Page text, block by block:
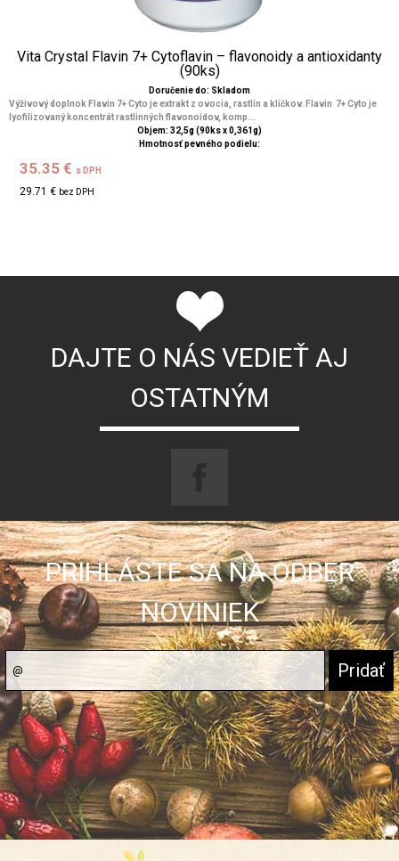
Vita Crystal Flavin 7+ Cytoflavin – flavonoidy a antioxidanty
(90ks)
Doručenie do: Skladom
Výživový doplnok Flavin 7+ Cyto je extrakt z ovocia, rastlín a klíčkov. Flavin 7+ Cyto je
lyofilizovaný koncentrát rastlinných flavonoidov, komp...
Objem: 32,5g (90ks x 0,361g)
Hmotnosť pevného podielu:
35.35 € s DPH
29.71 € bez DPH
DAJTE O NÁS VEDIEŤ AJ
OSTATNÝM
PRIHLÁSTE SA NA ODBER
NOVINIEK